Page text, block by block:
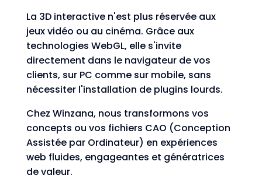
La 3D interactive n'est plus réservée aux
jeux vidéo ou au cinéma. Grâce aux
technologies WebGL, elle s'invite
directement dans le navigateur de vos
clients, sur PC comme sur mobile, sans
nécessiter l'installation de plugins lourds.
Chez Winzana, nous transformons vos
concepts ou vos fichiers CAO (Conception
Assistée par Ordinateur) en expériences
web fluides, engageantes et génératrices
de valeur.